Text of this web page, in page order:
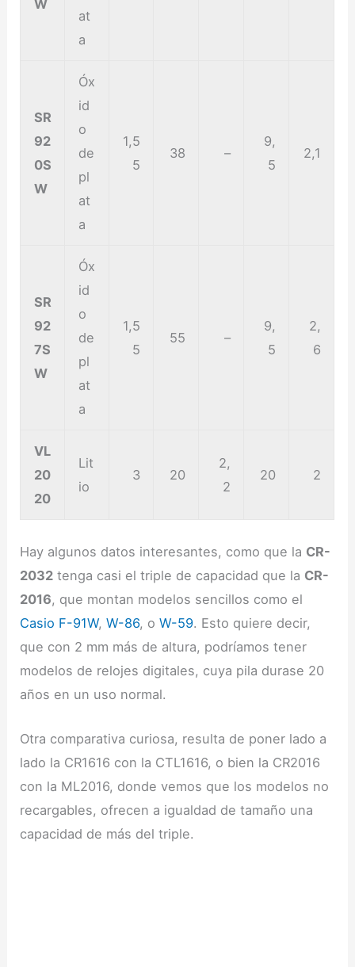
W
at
a
SR
92
0S
W
Óx
id
o
de
pl
at
a
1,5
5
38 –
9,
5
2,1
SR
92
7S
W
Óx
id
o
de
pl
at
a
1,5
5
55 –
9,
5
2,
6
VL
20
20
Lit
io
3 20
2,
2
20 2
Hay algunos datos interesantes, como que la CR-
2032 tenga casi el triple de capacidad que la CR-
2016, que montan modelos sencillos como el
Casio F-91W,W-86, oW-59. Esto quiere decir,
que con 2 mm más de altura, podríamos tener
modelos de relojes digitales, cuya pila durase 20
años en un uso normal.
Otra comparativa curiosa, resulta de poner lado a
lado la CR1616 con la CTL1616, o bien la CR2016
con la ML2016, donde vemos que los modelos no
recargables, ofrecen a igualdad de tamaño una
capacidad de más del triple.